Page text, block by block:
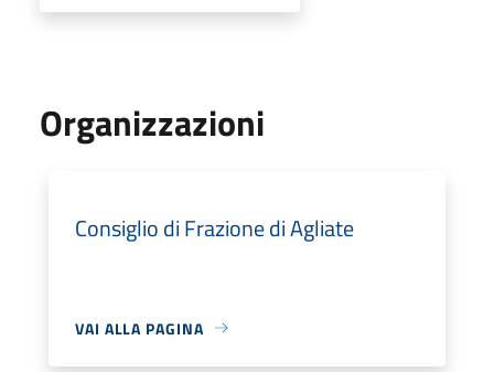
Organizzazioni
Consiglio di Frazione di Agliate
VAI ALLA PAGINA